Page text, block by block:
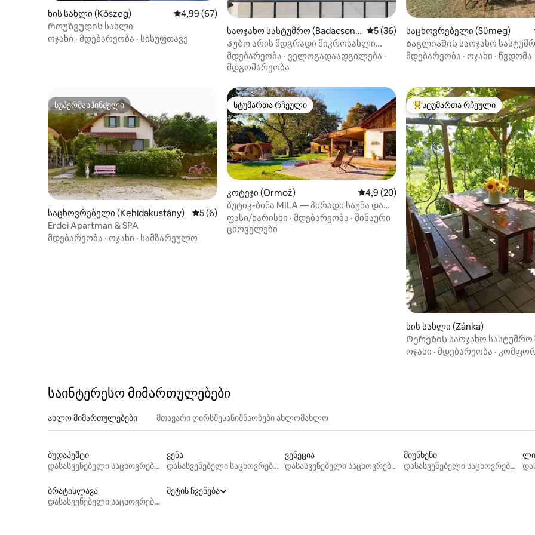
ხის სახლი (Kőszeg) საშუალო შეფასებაა 5‑დან 4,99, 67 მიმოხილვა
4,99 (67)
Როუზვუდის სახლი
ოჯახი · მდებარეობა · სისუფთავე
საოჯახო სასტუმრო (Badacsony
tördemic)
საშუალო შეფასებაა 5‑დან 5, 36
5 (36)
Კუბო არის მდგრადი მიკროსახლი
პანორამით
მდებარეობა · ველოგადაადგილება ·
მდგომარეობა
საცხოვრებელი (Sümeg)
Ბაგლიაშის საოჯახო
მდებარეობა · ოჯახი · წვდომა
სუპერმასპინძელი
სუპერმასპინძელი
საცხოვრებელი (Kehidakustány) საშუალო შეფასებაა 5‑დან 5, 6 მიმოხილვა
5 (6)
Erdei Apartman & SPA
მდებარეობა · ოჯახი · სამზარეულო
სტუმართა რჩეული
სტუმართა რჩეული
კოტეჯი (Ormož) საშუალო შეფასებაა 5‑დან 4,9, 20
4,9 (20)
ბუტიკ-ბინა MILA — პირადი საუნა და
ჯაკუზი
ფასი/ხარისხი · მდებარეობა · შინაური
ცხოველები
სტუმართა რჩეული მოწინავე
სტუმართა რჩეული
ხის სახლი (Zánka)
Ტერეზის საოჯახო სასტუმრო
მიდამოებში
ოჯახი · მდებარეობა ·
საინტერესო მიმართულებები
ახლო მიმართულებები მთავარი ღირსშესანიშნაობები ახლომახლო
ბუდაპეშტი
დასასვენებელი საცხოვრებლები
ვენა
დასასვენებელი საცხოვრებლები
ვენეცია
დასასვენებელი საცხოვრებლები
მიუნხენი
დასასვენებელი საცხოვრებლები
ბრატისლავა
დასასვენებელი საცხოვრებლები
მეტის ჩვენება